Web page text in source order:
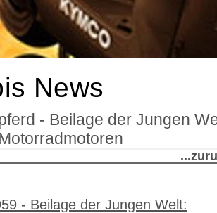
News
- Beilage der Jungen
- Beilage der Jungen Welt: